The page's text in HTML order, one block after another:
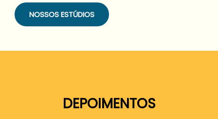
NOSSOS ESTÚDIOS
DEPOIMENTOS